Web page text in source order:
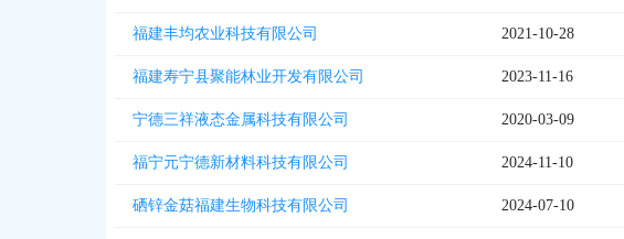
福建丰均农业科技有限公司 2021-10-28
福建寿宁县聚能林业开发有限公司 2023-11-16
宁德三祥液态金属科技有限公司 2020-03-09
福宁元宁德新材料科技有限公司 2024-11-10
硒锌金菇福建生物科技有限公司 2024-07-10